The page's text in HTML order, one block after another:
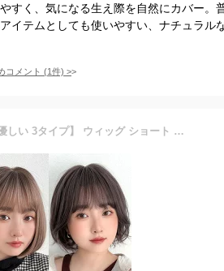
すく、気になる生え際を自然にカバー。
イテムとしても使いやすい、ナチュラル
コメント (1件) >
【 接触冷感 素肌ウィッグ 夏用 肌に優しい 3タイプ】 ウィッグ ショート ボブ 医療用ウィッグ ショートボブ 自然 レディース 医療用 人工毛 快適 フルウィッグ ハイライト 夏 ひんやり 涼しい 冷感 棉 コットン ウイッグ かつら バレない 抗がん剤 FKR